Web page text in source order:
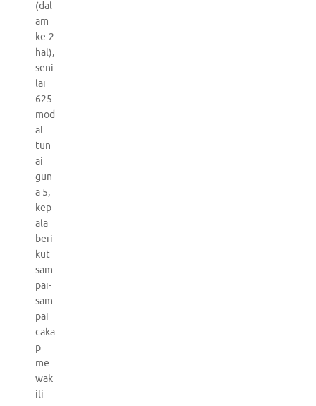
(dal
am
ke-2
hal),
seni
lai
625
mod
al
tun
ai
gun
a 5,
kep
ala
beri
kut
sam
pai-
sam
pai
caka
p
me
wak
ili